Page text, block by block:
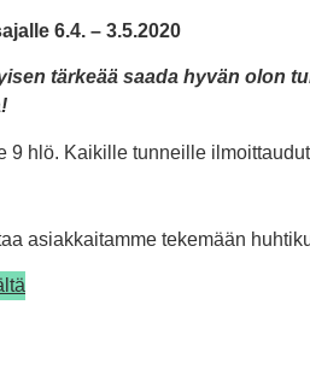
6.4. – 3.5.2020
tärkeää saada hyvän olon
9 hlö. Kaikille tunneille
asiakkaitamme tekemään